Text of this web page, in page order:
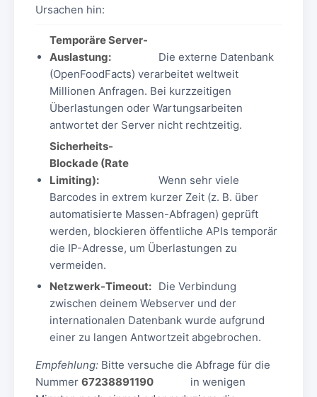
Ursachen hin:
Temporäre Server-
Auslastung:
Die externe Datenbank
(OpenFoodFacts) verarbeitet weltweit
Millionen Anfragen. Bei kurzzeitigen
Überlastungen oder Wartungsarbeiten
antwortet der Server nicht rechtzeitig.
Sicherheits-
Blockade (Rate
Limiting):
Wenn sehr viele
Barcodes in extrem kurzer Zeit (z. B. über
automatisierte Massen-Abfragen) geprüft
werden, blockieren öffentliche APIs temporär
die IP-Adresse, um Überlastungen zu
vermeiden.
Netzwerk-Timeout: Die Verbindung
zwischen deinem Webserver und der
internationalen Datenbank wurde aufgrund
einer zu langen Antwortzeit abgebrochen.
Empfehlung: Bitte versuche die Abfrage für die
Nummer 67238891190
in wenigen